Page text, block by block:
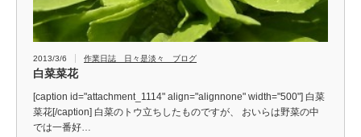
2013/3/6 作業日誌 日々是淡々 ブログ
白菜菜花
[caption id="attachment_1114" align="alignnone" width="500"] 白菜
菜花[/caption] 白菜のトウ立ちしたものですが、 おいらは野菜の中
では一番好…